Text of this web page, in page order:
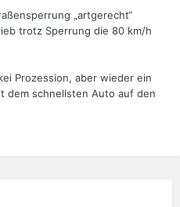
„artgerecht“
trotz Sperrung die 80 km/h
Prozession, aber wieder ein
dem schnellsten Auto auf den